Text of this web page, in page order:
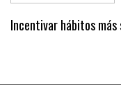
Incentivar hábitos